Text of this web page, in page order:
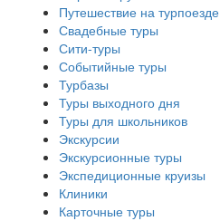
Путешествие на турпоезде
Свадебные туры
Сити-туры
Событийные туры
Турбазы
Туры выходного дня
Туры для школьников
Экскурсии
Экскурсионные туры
Экспедиционные круизы
Клиники
Карточные туры